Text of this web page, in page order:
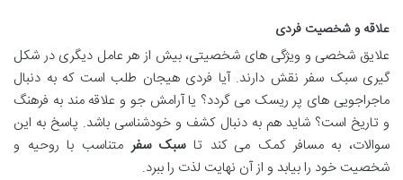
علاقه و شخصیت فردی
علایق شخصی و ویژگی های شخصیتی، بیش از هر عامل دیگری در شکل
گیری سبک سفر نقش دارند. آیا فردی هیجان طلب است که به دنبال
ماجراجویی های پر ریسک می گردد؟ یا آرامش جو و علاقه مند به فرهنگ
و تاریخ است؟ شاید هم به دنبال کشف و خودشناسی باشد. پاسخ به این
سوالات، به مسافر کمک می کند تاسبک سفر متناسب با روحیه و
شخصیت خود را بیابد و از آن نهایت لذت را ببرد.